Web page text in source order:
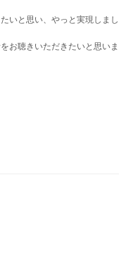
いと思い、やっと実現しまし
お聴きいただきたいと思いま